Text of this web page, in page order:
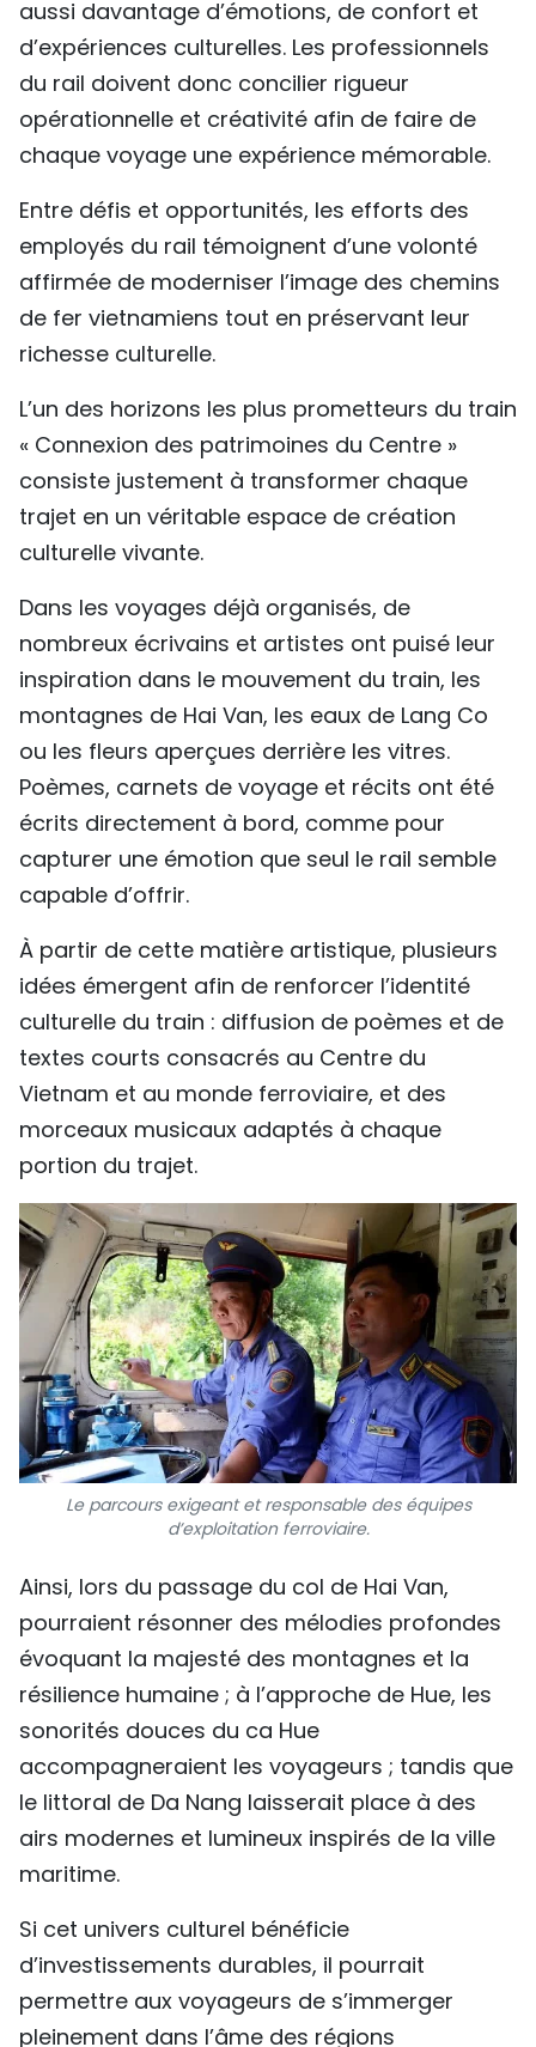
aussi davantage d’émotions, de confort et
d’expériences culturelles. Les professionnels
du rail doivent donc concilier rigueur
opérationnelle et créativité afin de faire de
chaque voyage une expérience mémorable.
Entre défis et opportunités, les efforts des
employés du rail témoignent d’une volonté
affirmée de moderniser l’image des chemins
de fer vietnamiens tout en préservant leur
richesse culturelle.
L’un des horizons les plus prometteurs du train
« Connexion des patrimoines du Centre »
consiste justement à transformer chaque
trajet en un véritable espace de création
culturelle vivante.
Dans les voyages déjà organisés, de
nombreux écrivains et artistes ont puisé leur
inspiration dans le mouvement du train, les
montagnes de Hai Van, les eaux de Lang Co
ou les fleurs aperçues derrière les vitres.
Poèmes, carnets de voyage et récits ont été
écrits directement à bord, comme pour
capturer une émotion que seul le rail semble
capable d’offrir.
À partir de cette matière artistique, plusieurs
idées émergent afin de renforcer l’identité
culturelle du train : diffusion de poèmes et de
textes courts consacrés au Centre du
Vietnam et au monde ferroviaire, et des
morceaux musicaux adaptés à chaque
portion du trajet.
Le parcours exigeant et responsable des équipes
d’exploitation ferroviaire.
Ainsi, lors du passage du col de Hai Van,
pourraient résonner des mélodies profondes
évoquant la majesté des montagnes et la
résilience humaine ; à l’approche de Hue, les
sonorités douces du ca Hue
accompagneraient les voyageurs ; tandis que
le littoral de Da Nang laisserait place à des
airs modernes et lumineux inspirés de la ville
maritime.
Si cet univers culturel bénéficie
d’investissements durables, il pourrait
permettre aux voyageurs de s’immerger
pleinement dans l’âme des régions